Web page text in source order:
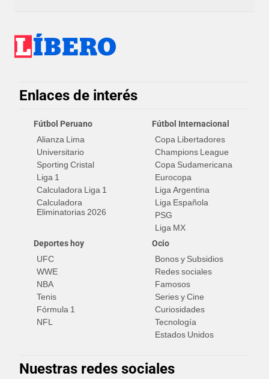
Enlaces de interés
Fútbol Peruano
Alianza Lima
Universitario
Sporting Cristal
Liga 1
Calculadora Liga 1
Calculadora
Eliminatorias 2026
Fútbol Internacional
Copa Libertadores
Champions League
Copa Sudamericana
Eurocopa
Liga Argentina
Liga Española
PSG
Liga MX
Deportes hoy
UFC
WWE
NBA
Tenis
Fórmula 1
NFL
Ocio
Bonos y Subsidios
Redes sociales
Famosos
Series y Cine
Curiosidades
Tecnología
Estados Unidos
Nuestras redes sociales